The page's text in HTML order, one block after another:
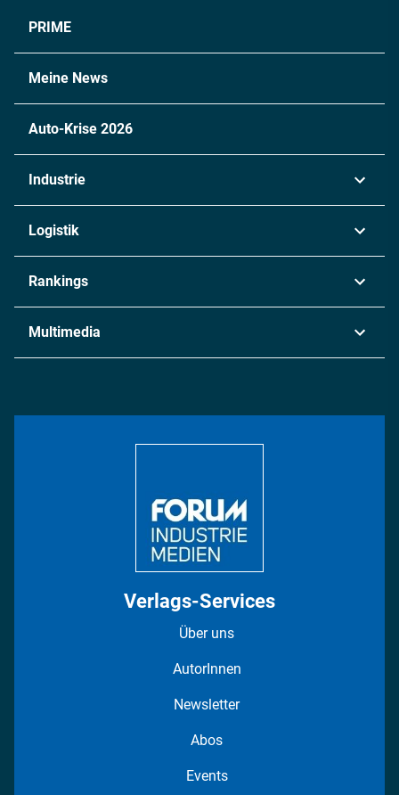
PRIME
Meine News
Auto-Krise 2026
Industrie
Chemie
Metall
Energie
Logistik
Rankings
Multimedia
Verlags-Services
Über uns
AutorInnen
Newsletter
Abos
Events